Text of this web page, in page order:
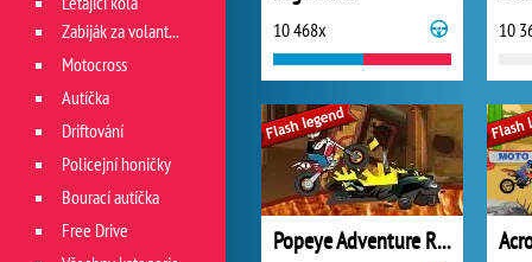
10 468x 10
Popeye Adventure Ride
Zabiják za volantem
Motocross
Autíčka
Driftování
Policejní honičky
Bourací autíčka
Free Drive